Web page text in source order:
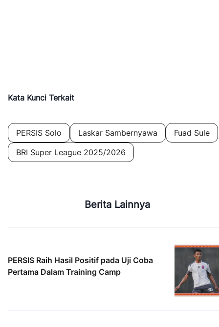
Kata Kunci Terkait
PERSIS Solo Laskar Sambernyawa
Fuad Sule
BRI Super League 2025/2026
Berita Lainnya
PERSIS Raih Hasil Positif pada Uji Coba
Pertama Dalam Training Camp